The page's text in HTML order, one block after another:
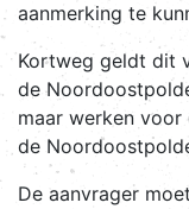
aanmerking te
Kortweg geldt dit
de
maar werken
de
De aanvrager